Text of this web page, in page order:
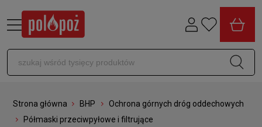
Strona główna BHP
Ochrona górnych dróg oddechowych
Półmaski przeciwpyłowe i filtrujące